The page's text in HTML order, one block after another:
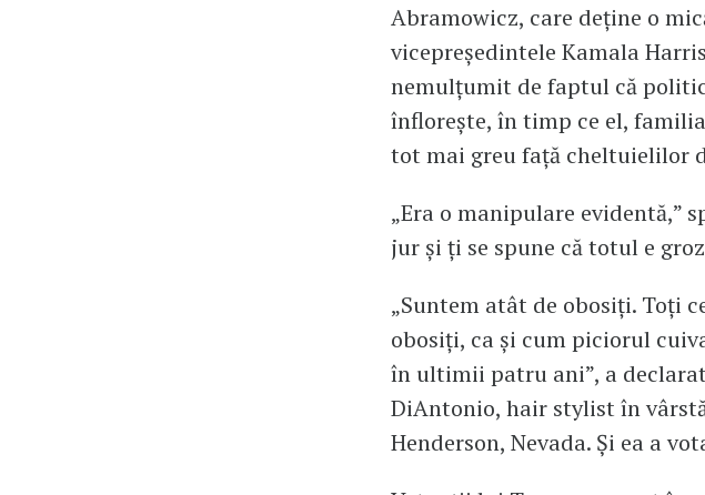
Abramowicz, care deține o
vicepreședintele Kamala
nemulțumit de faptul că
înflorește, în timp ce el,
tot mai greu față cheltuielilor
„Era o manipulare evidentă,”
jur și ți se spune că totul e
„Suntem atât de obosiți. Toți
obosiți, ca și cum piciorul
în ultimii patru ani”, a
DiAntonio, hair stylist în
Henderson, Nevada. Și ea a